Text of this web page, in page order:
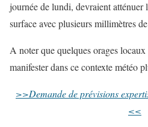
journée de lundi, devraient atténuer
surface avec plusieurs millimètres
A noter que quelques orages
manifester dans ce contexte météo
>>Demande de prévisions
<<